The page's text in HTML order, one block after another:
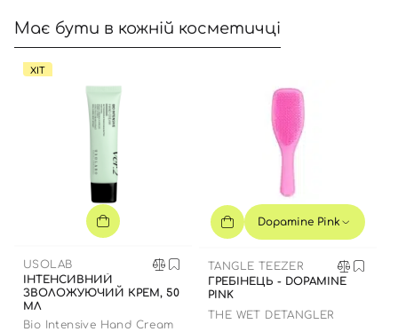
Має бути в кожній косметичці
ХІТ
USOLAB
ІНТЕНСИВНИЙ
ЗВОЛОЖУЮЧИЙ КРЕМ, 50
МЛ
Bio Intensive Hand Cream
Dopamine Pink
TANGLE TEEZER
ГРЕБІНЕЦЬ - DOPAMINE
PINK
THE WET DETANGLER